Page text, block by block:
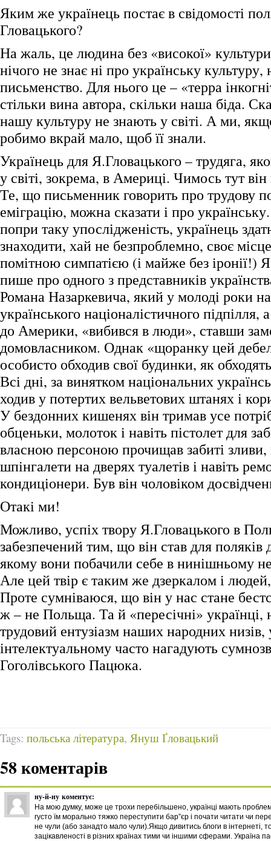
Яким же українець постає в свідомості
Гловацького?
На жаль, це людина без «високої»
нічого не знає ні про українську культуру,
письменство. Для нього це – «терра
стільки вина автора, скільки наша біда.
нашу культуру не знають у світі. А ми,
робимо вкрай мало, щоб її знали.
Українець для Я.Гловацького – трудяга,
у світі, зокрема, в Америці. Чимось тут
Те, що письменник говорить про трудову
еміграцію, можна сказати і про
попри таку упослідженість, українець
знаходити, хай не безпроблемно, своє
помітною симпатією (і майже без іронії!)
пише про одного з представників
Романа Назаркевича, який у молоді роки
українського націоналістичного підпілля,
до Америки, «вибився в люди», ставши
домовласником. Однак «щоранку цей
особисто обходив свої будинки, як
Всі дні, за винятком національних
ходив у потертих вельветових штанях і
У бездонних кишенях він тримав усе
обценьки, молоток і навіть пістолет для
власною персоною прочищав забиті
шпінгалети на дверях туалетів і навіть
кондиціонери. Був він чоловіком
Отакі ми!
Можливо, успіх твору Я.Гловацького в
забезпечений тим, що він став для поляків
якому вони побачили себе в нинішньому
Але цей твір є таким же дзеркалом і
Проте сумніваюся, що він у нас стане
ж – не Польща. Та й «пересічні»
трудовий ентузіазм наших народних низів,
інтелектуальному часто нагадують
Гоголівського Пацюка.
Tags: польська література, Януш Ґловацький
58 коментарів
ну-й-ну коментує:
На мою думку, може це трохи перебільшено, українці мають
густо їм морально тяжко переступити бар”єр і почати читати чи
не чули (або занадто мало чули).Якщо дивитись блоги в інтернеті,
зацікавленості в різних країнах тими чи іншими сферами. Україна